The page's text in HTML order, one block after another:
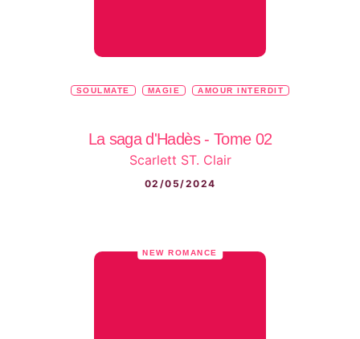
SOULMATE MAGIE AMOUR INTERDIT
La saga d'Hadès - Tome 02
Scarlett ST. Clair
02/05/2024
NEW ROMANCE